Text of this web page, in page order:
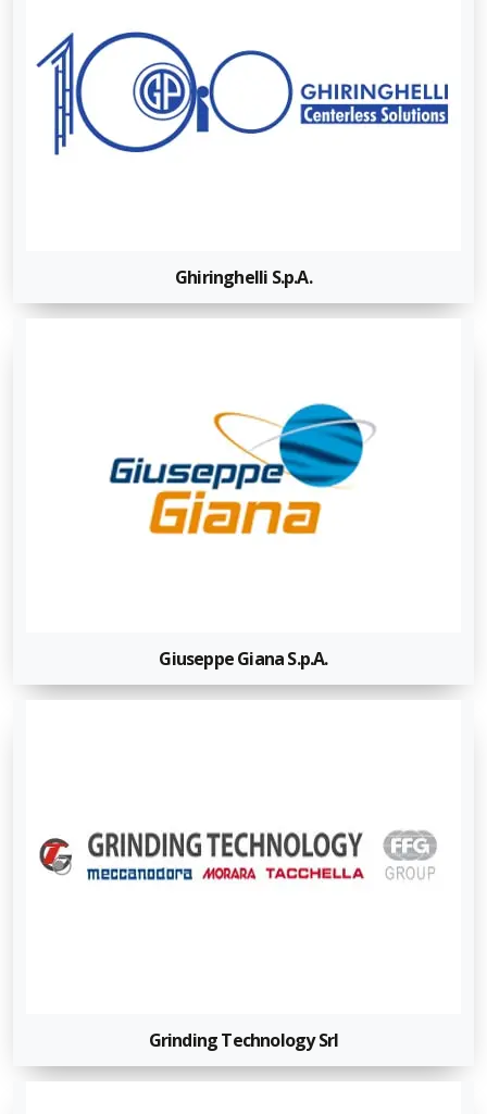
Ghiringhelli S.p.A.
Giuseppe Giana S.p.A.
Grinding Technology Srl